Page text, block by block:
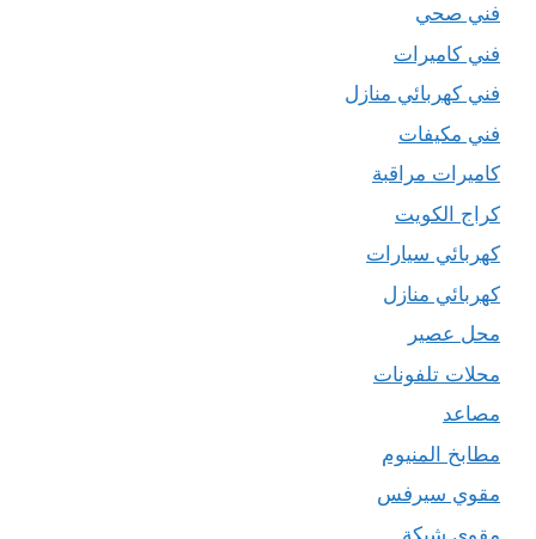
فني صحي
فني كاميرات
فني كهربائي منازل
فني مكيفات
كاميرات مراقبة
كراج الكويت
كهربائي سيارات
كهربائي منازل
محل عصير
محلات تلفونات
مصاعد
مطابخ المنيوم
مقوي سيرفس
مقوي شبكة